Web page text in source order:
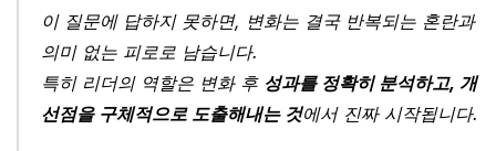
이 질문에 답하지 못하면, 변화는 결국 반복되는 혼란과
의미 없는 피로로 남습니다.
특히 리더의 역할은 변화 후 성과를 정확히 분석하고, 개
선점을 구체적으로 도출해내는 것에서 진짜 시작됩니다.